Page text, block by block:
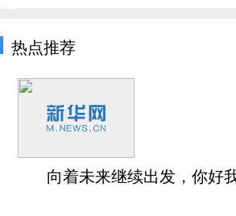
热点推荐
向着未来继续出发，你好